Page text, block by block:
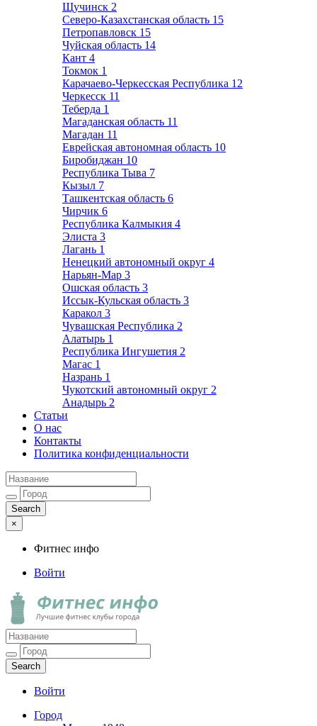
Щучинск 2
Северо-Казахстанская область 15
Петропавловск 15
Чуйская область 14
Кант 4
Токмок 1
Карачаево-Черкесская Республика 12
Черкесск 11
Теберда 1
Магаданская область 11
Магадан 11
Еврейская автономная область 10
Биробиджан 10
Республика Тыва 7
Кызыл 7
Ташкентская область 6
Чирчик 6
Республика Калмыкия 4
Элиста 3
Лагань 1
Ненецкий автономный округ 4
Нарьян-Мар 3
Ошская область 3
Иссык-Кульская область 3
Каракол 3
Чувашская Республика 2
Алатырь 1
Республика Ингушетия 2
Магас 1
Назрань 1
Чукотский автономный округ 2
Анадырь 2
Статьи
О нас
Контакты
Политика конфиденциальности
×
Фитнес инфо
Войти
Фитнес инфо
Лучшие фитнес клубы города
Войти
Город